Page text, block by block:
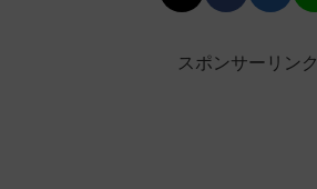
スポンサーリンク